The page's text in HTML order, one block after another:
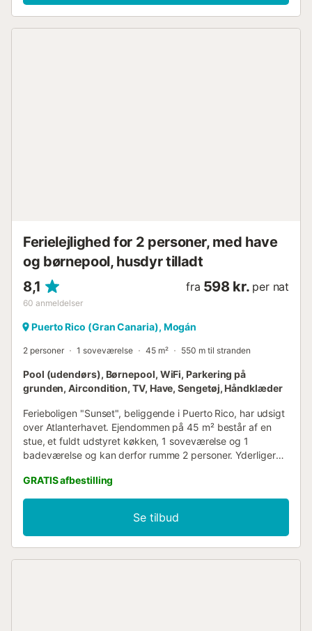
følge de fastsatte brugsregler. Rygning er tilladt på
Ferielejlighed for 2 personer, med have
og børnepool, husdyr tilladt
8,1
60 anmeldelser
fra 598 kr. per nat
Puerto Rico (Gran Canaria), Mogán
2 personer 1 soveværelse 45 m² 550 m til stranden
Pool (udendørs), Børnepool, WiFi, Parkering på
grunden, Aircondition, TV, Have, Sengetøj, Håndklæder
Ferieboligen "Sunset", beliggende i Puerto Rico, har udsigt
over Atlanterhavet. Ejendommen på 45 m² består af en
stue, et fuldt udstyret køkken, 1 soveværelse og 1
badeværelse og kan derfor rumme 2 personer. Yderligere
dedikeret arbejdsområde til hjemmearbejde, et smart-tv
med streamingtjenester, aircondition samt en
vaskemaskine. Ejendommen tilbyder et privat
udendørsareal med have, 2 terrasser (åben og
overdækket), en grill og en udendørs bruser. Gæster har
GRATIS afbestilling
Se tilbud